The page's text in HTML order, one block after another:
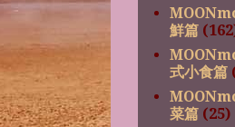
鮮篇
式小食篇
菜篇 (25)